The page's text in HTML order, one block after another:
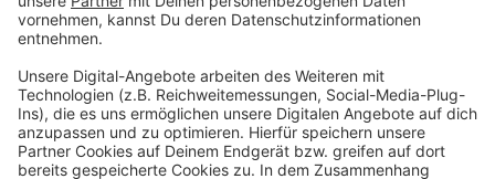
mal ein Streich gespielt werden sollte? Dann nutzt
das Formular und tretet mit Elvis direkt in Kontakt! Er
freut sich auf jede neue Nachricht.
Anzeige